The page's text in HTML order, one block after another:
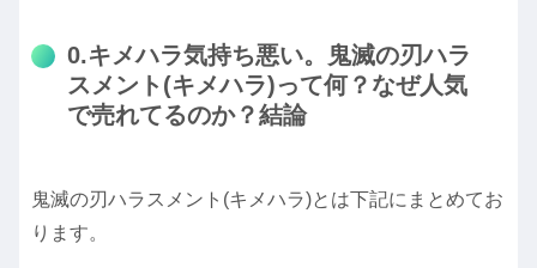
0.キメハラ気持ち悪い。鬼滅の刃ハラ
スメント(キメハラ)って何？なぜ人気
で売れてるのか？結論
鬼滅の刃ハラスメント(キメハラ)とは下記にまとめてお
ります。